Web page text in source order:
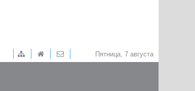
Пятница, 7 августа